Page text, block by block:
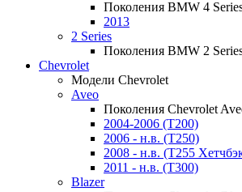
Поколения BMW 4
2013
2 Series
Поколения BMW 2
Chevrolet
Модели Chevrolet
Aveo
Поколения Chevrolet
2004-2006 (T200)
2006 - н.в. (T250)
2008 - н.в. (T255
2011 - н.в. (Т300)
Blazer